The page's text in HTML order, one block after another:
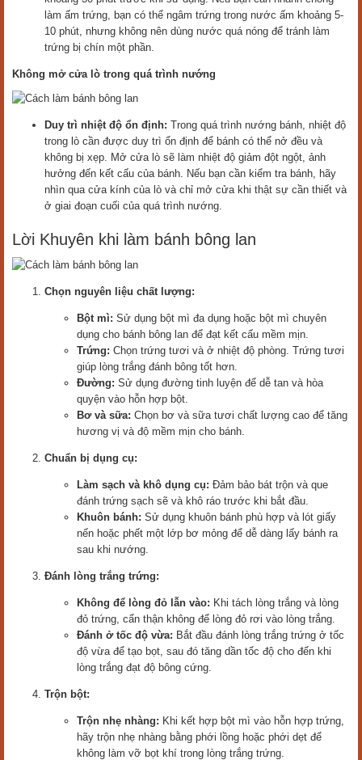
làm ấm trứng, bạn có thể ngâm trứng trong nước ấm khoảng 5-
10 phút, nhưng không nên dùng nước quá nóng để tránh làm
trứng bị chín một phần.
Không mở cửa lò trong quá trình nướng
Duy trì nhiệt độ ổn định: Trong quá trình nướng bánh, nhiệt độ
trong lò cần được duy trì ổn định để bánh có thể nở đều và
không bị xẹp. Mở cửa lò sẽ làm nhiệt độ giảm đột ngột, ảnh
hưởng đến kết cấu của bánh. Nếu bạn cần kiểm tra bánh, hãy
nhìn qua cửa kính của lò và chỉ mở cửa khi thật sự cần thiết và
ở giai đoạn cuối của quá trình nướng.
Lời Khuyên khi làm bánh bông lan
Chọn nguyên liệu chất lượng:
Bột mì: Sử dụng bột mì đa dụng hoặc bột mì chuyên
dụng cho bánh bông lan để đạt kết cấu mềm mịn.
Trứng: Chọn trứng tươi và ở nhiệt độ phòng. Trứng tươi
giúp lòng trắng đánh bông tốt hơn.
Đường: Sử dụng đường tinh luyện để dễ tan và hòa
quyện vào hỗn hợp bột.
Bơ và sữa: Chọn bơ và sữa tươi chất lượng cao để tăng
hương vị và độ mềm mịn cho bánh.
Chuẩn bị dụng cụ:
Làm sạch và khô dụng cụ: Đảm bảo bát trộn và que
đánh trứng sạch sẽ và khô ráo trước khi bắt đầu.
Khuôn bánh: Sử dụng khuôn bánh phù hợp và lót giấy
nến hoặc phết một lớp bơ mỏng để dễ dàng lấy bánh ra
sau khi nướng.
Đánh lòng trắng trứng:
Không để lòng đỏ lẫn vào: Khi tách lòng trắng và lòng
đỏ trứng, cẩn thận không để lòng đỏ rơi vào lòng trắng.
Đánh ở tốc độ vừa: Bắt đầu đánh lòng trắng trứng ở tốc
độ vừa để tạo bọt, sau đó tăng dần tốc độ cho đến khi
lòng trắng đạt độ bông cứng.
Trộn bột:
Trộn nhẹ nhàng: Khi kết hợp bột mì vào hỗn hợp trứng,
hãy trộn nhẹ nhàng bằng phới lồng hoặc phới dẹt để
không làm vỡ bọt khí trong lòng trắng trứng.